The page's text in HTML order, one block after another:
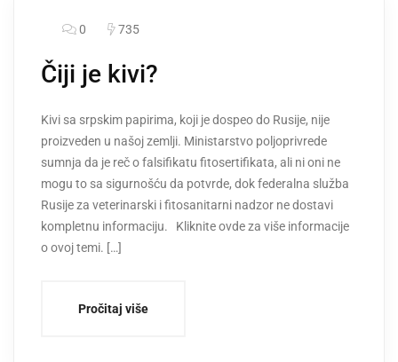
0 735
Čiji je kivi?
Kivi sa srpskim papirima, koji je dospeo do Rusije, nije
proizveden u našoj zemlji. Ministarstvo poljoprivrede
sumnja da je reč o falsifikatu fitosertifikata, ali ni oni ne
mogu to sa sigurnošću da potvrde, dok federalna služba
Rusije za veterinarski i fitosanitarni nadzor ne dostavi
kompletnu informaciju. Kliknite ovde za više informacije
o ovoj temi. […]
Pročitaj više